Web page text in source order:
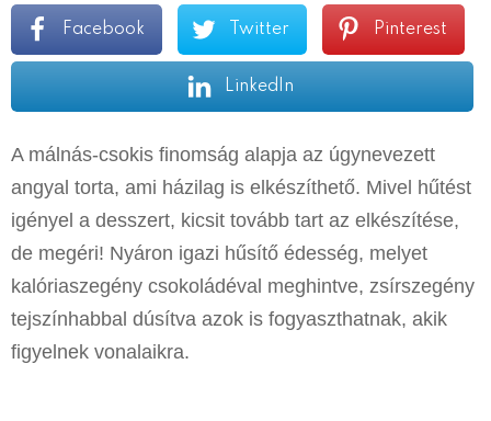
Facebook Twitter Pinterest
LinkedIn
A málnás-csokis finomság alapja az úgynevezett
angyal torta, ami házilag is elkészíthető. Mivel hűtést
igényel a desszert, kicsit tovább tart az elkészítése,
de megéri! Nyáron igazi hűsítő édesség, melyet
kalóriaszegény csokoládéval meghintve, zsírszegény
tejszínhabbal dúsítva azok is fogyaszthatnak, akik
figyelnek vonalaikra.